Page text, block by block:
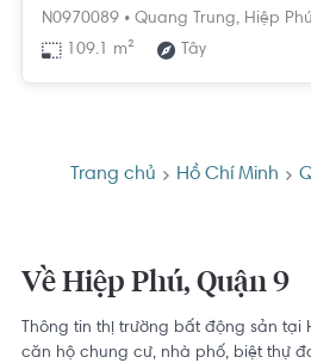
N0970089 • Quang Trung, Hiệp
109.1 m²
Tây
Trang chủ Hồ Chí Minh
Về Hiệp Phú, Quận 9
Thông tin thị trường bất động sản tại
căn hộ chung cư, nhà phố, biệt thự